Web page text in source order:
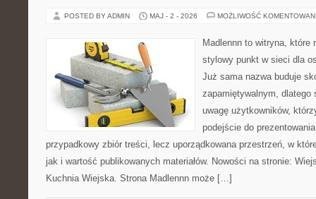
POSTED BY ADMIN MAJ - 2 - 2026 MOŻLIWOŚĆ
Madlennn to witryna, które
stylowy punkt w sieci dla
Już sama nazwa buduje
zapamiętywalnym, dlatego
uwagę użytkowników,
podejście do
przypadkowy zbiór treści, lecz uporządkowana przestrzeń, w
jak i wartość publikowanych materiałów. Nowości na stronie:
Kuchnia Wiejska. Strona Madlennn może […]